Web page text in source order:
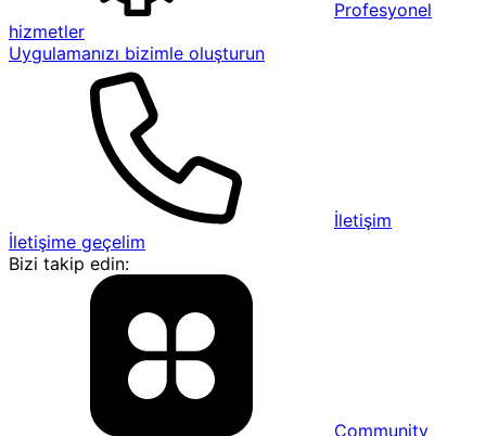
Profesyonel
hizmetler
Uygulamanızı bizimle oluşturun
İletişim
İletişime geçelim
Bizi takip edin:
Community